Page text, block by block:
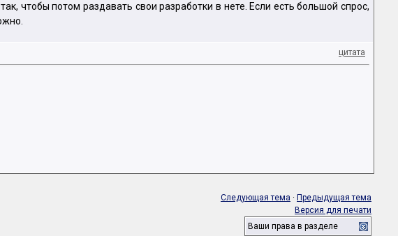
чтобы потом раздавать свои разработки в нете. Если есть большой спрос,
цитата
Следующая тема · Предыдущая тема
Версия для печати
Ваши права в разделе